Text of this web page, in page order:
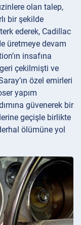
olan talep,
bir şekilde
ederek, Cadillac
üretmeye devam
insafına
çekilmişti ve
özel emirleri
yapım
güvenerek bir
geçişle birlikte
ölümüne yol